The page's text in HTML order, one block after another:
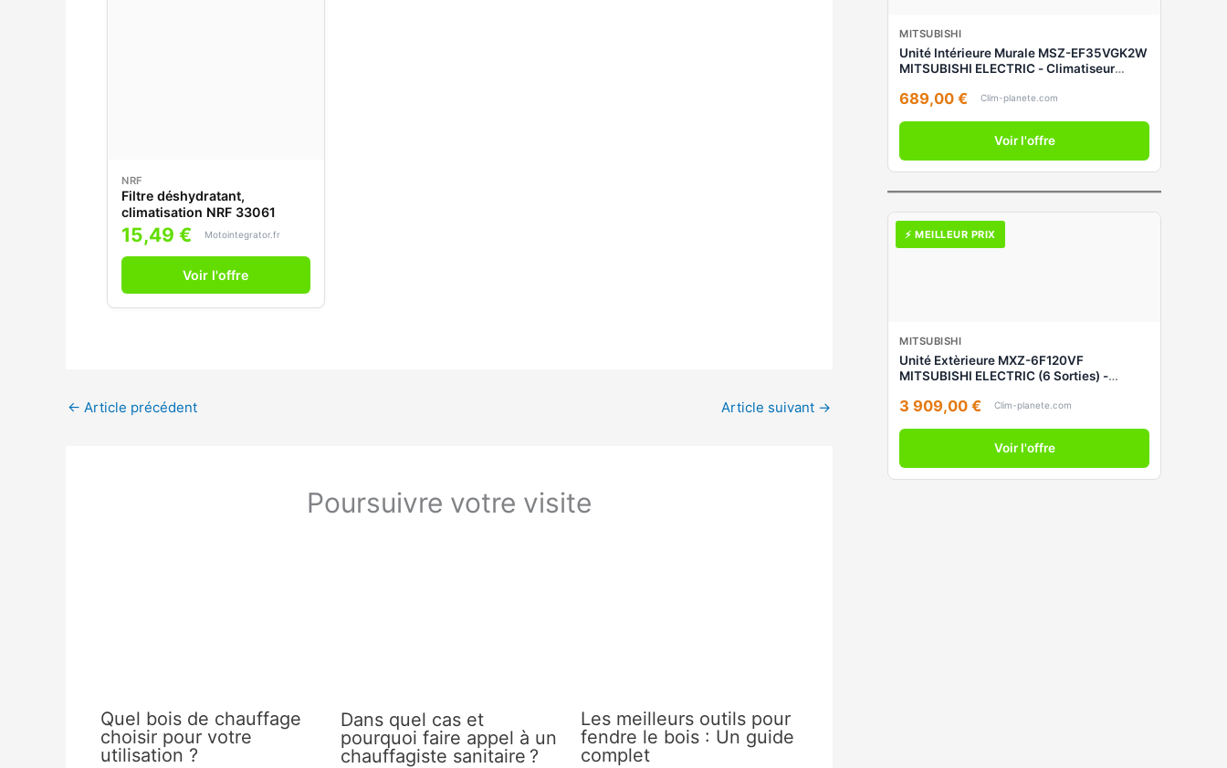
NRF
Filtre déshydratant,
climatisation NRF 33061
15,49 € Motointegrator.fr
Voir l'offre
← Article précédent Article suivant →
Poursuivre votre visite
Quel bois de chauffage
choisir pour votre
utilisation ?
Dans quel cas et
pourquoi faire appel à un
chauffagiste sanitaire ?
Les meilleurs outils pour
fendre le bois : Un guide
complet
MITSUBISHI
Unité Intérieure Murale MSZ-EF35VGK2W
MITSUBISHI ELECTRIC - Climatiseur
689,00 € Clim-planete.com
Voir l'offre
⚡ MEILLEUR PRIX
MITSUBISHI
Unité Extèrieure MXZ-6F120VF
MITSUBISHI ELECTRIC (6 Sorties) -
3 909,00 € Clim-planete.com
Voir l'offre